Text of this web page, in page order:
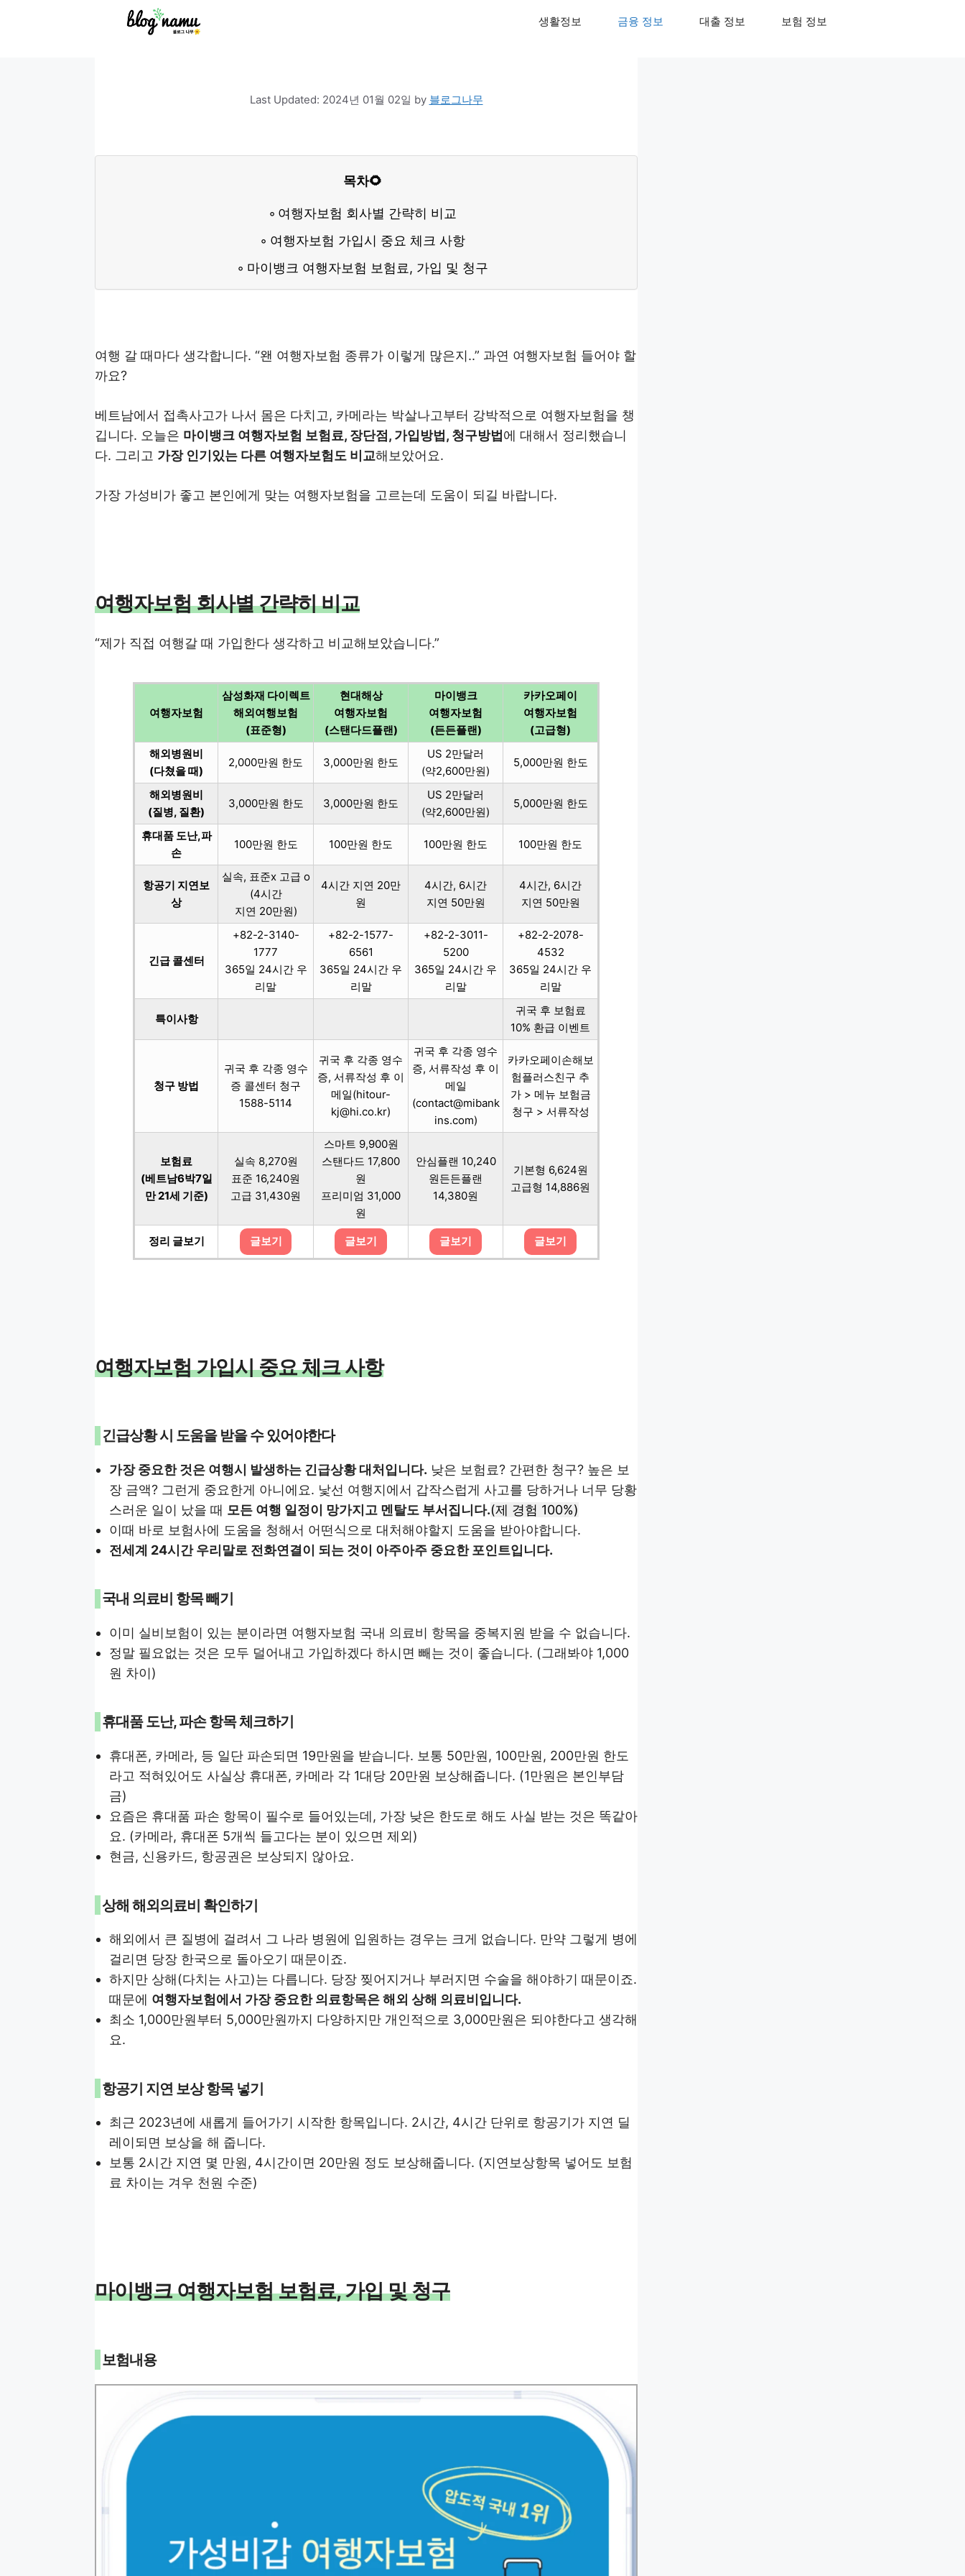
생활정보 금융 정보 대출 정보 보험 정보
마이뱅크 여행자보험, 보험료 장단점 비교 (청구 후기)
Last Updated: 2024년 01월 02일 by 블로그나무
목차🌻
여행자보험 회사별 간략히 비교
여행자보험 가입시 중요 체크 사항
마이뱅크 여행자보험 보험료, 가입 및 청구
여행 갈 때마다 생각합니다. “왠 여행자보험 종류가 이렇게 많은지..” 과연 여행자보험 들어야 할
까요?
베트남에서 접촉사고가 나서 몸은 다치고, 카메라는 박살나고부터 강박적으로 여행자보험을 챙
깁니다. 오늘은 마이뱅크 여행자보험 보험료, 장단점, 가입방법, 청구방법에 대해서 정리했습니
다. 그리고 가장 인기있는 다른 여행자보험도 비교해보았어요.
가장 가성비가 좋고 본인에게 맞는 여행자보험을 고르는데 도움이 되길 바랍니다.
여행자보험 회사별 간략히 비교
“제가 직접 여행갈 때 가입한다 생각하고 비교해보았습니다.”
여행자보험
삼성화재 다이렉트
해외여행보험
(표준형)
현대해상
여행자보험
(스탠다드플랜)
마이뱅크
여행자보험
(든든플랜)
카카오페이
여행자보험
(고급형)
해외병원비
(다쳤을 때)
2,000만원 한도 3,000만원 한도
US 2만달러
(약2,600만원)
5,000만원 한도
해외병원비
(질병, 질환)
3,000만원 한도 3,000만원 한도
US 2만달러
(약2,600만원)
5,000만원 한도
휴대품 도난,파
손
100만원 한도 100만원 한도 100만원 한도 100만원 한도
항공기 지연보
상
실속, 표준x 고급 o
(4시간
지연 20만원)
4시간 지연 20만
원
4시간, 6시간
지연 50만원
4시간, 6시간
지연 50만원
긴급 콜센터
+82-2-3140-
1777
365일 24시간 우
리말
+82-2-1577-
6561
365일 24시간 우
리말
+82-2-3011-
5200
365일 24시간 우
리말
+82-2-2078-
4532
365일 24시간 우
리말
특이사항
귀국 후 보험료
10% 환급 이벤트
청구 방법
귀국 후 각종 영수
증 콜센터 청구
1588-5114
귀국 후 각종 영수
증, 서류작성 후 이
메일(hitour-
kj@hi.co.kr)
귀국 후 각종 영수
증, 서류작성 후 이
메일
(contact@mibank
ins.com)
카카오페이손해보
험플러스친구 추
가 > 메뉴 보험금
청구 > 서류작성
보험료
(베트남6박7일
만 21세 기준)
실속 8,270원
표준 16,240원
고급 31,430원
스마트 9,900원
스탠다드 17,800
원
프리미엄 31,000
원
안심플랜 10,240
원든든플랜
14,380원
기본형 6,624원
고급형 14,886원
정리 글보기 글보기 글보기 글보기 글보기
여행자보험 가입시 중요 체크 사항
긴급상황 시 도움을 받을 수 있어야한다
가장 중요한 것은 여행시 발생하는 긴급상황 대처입니다. 낮은 보험료? 간편한 청구? 높은 보
장 금액? 그런게 중요한게 아니에요. 낯선 여행지에서 갑작스럽게 사고를 당하거나 너무 당황
스러운 일이 났을 때 모든 여행 일정이 망가지고 멘탈도 부서집니다.(제 경험 100%)
이때 바로 보험사에 도움을 청해서 어떤식으로 대처해야할지 도움을 받아야합니다.
전세계 24시간 우리말로 전화연결이 되는 것이 아주아주 중요한 포인트입니다.
국내 의료비 항목 빼기
이미 실비보험이 있는 분이라면 여행자보험 국내 의료비 항목을 중복지원 받을 수 없습니다.
정말 필요없는 것은 모두 덜어내고 가입하겠다 하시면 빼는 것이 좋습니다. (그래봐야 1,000
원 차이)
휴대품 도난, 파손 항목 체크하기
휴대폰, 카메라, 등 일단 파손되면 19만원을 받습니다. 보통 50만원, 100만원, 200만원 한도
라고 적혀있어도 사실상 휴대폰, 카메라 각 1대당 20만원 보상해줍니다. (1만원은 본인부담
금)
요즘은 휴대품 파손 항목이 필수로 들어있는데, 가장 낮은 한도로 해도 사실 받는 것은 똑같아
요. (카메라, 휴대폰 5개씩 들고다는 분이 있으면 제외)
현금, 신용카드, 항공권은 보상되지 않아요.
상해 해외의료비 확인하기
해외에서 큰 질병에 걸려서 그 나라 병원에 입원하는 경우는 크게 없습니다. 만약 그렇게 병에
걸리면 당장 한국으로 돌아오기 때문이죠.
하지만 상해(다치는 사고)는 다릅니다. 당장 찢어지거나 부러지면 수술을 해야하기 때문이죠.
때문에 여행자보험에서 가장 중요한 의료항목은 해외 상해 의료비입니다.
최소 1,000만원부터 5,000만원까지 다양하지만 개인적으로 3,000만원은 되야한다고 생각해
요.
항공기 지연 보상 항목 넣기
최근 2023년에 새롭게 들어가기 시작한 항목입니다. 2시간, 4시간 단위로 항공기가 지연 딜
레이되면 보상을 해 줍니다.
보통 2시간 지연 몇 만원, 4시간이면 20만원 정도 보상해줍니다. (지연보상항목 넣어도 보험
료 차이는 겨우 천원 수준)
마이뱅크 여행자보험 보험료, 가입 및 청구
보험내용